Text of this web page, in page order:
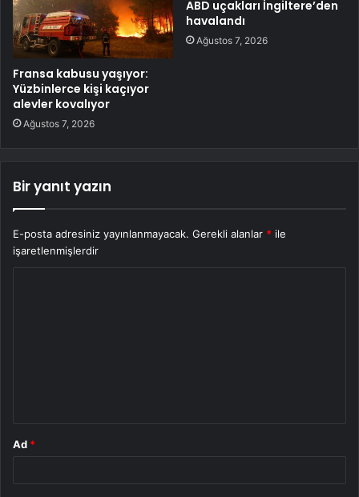
Fransa kabusu yaşıyor:
Yüzbinlerce kişi kaçıyor
alevler kovalıyor
Ağustos 7, 2026
ABD uçakları İngiltere’den
havalandı
Ağustos 7, 2026
Bir yanıt yazın
E-posta adresiniz yayınlanmayacak. Gerekli alanlar * ile
işaretlenmişlerdir
Ad *